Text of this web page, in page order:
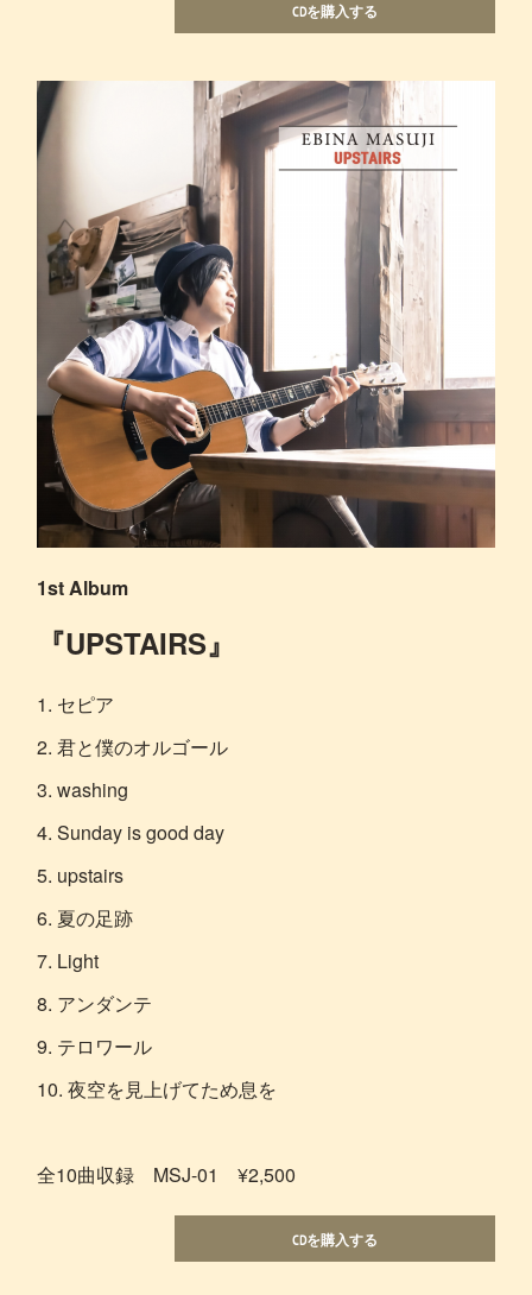
CDを購入する
1st Album
『UPSTAIRS』
1. セピア
2. 君と僕のオルゴール
3. washing
4. Sunday is good day
5. upstairs
6. 夏の足跡
7. Light
8. アンダンテ
9. テロワール
10. 夜空を見上げてため息を
全10曲収録 MSJ-01 ¥2,500
CDを購入する